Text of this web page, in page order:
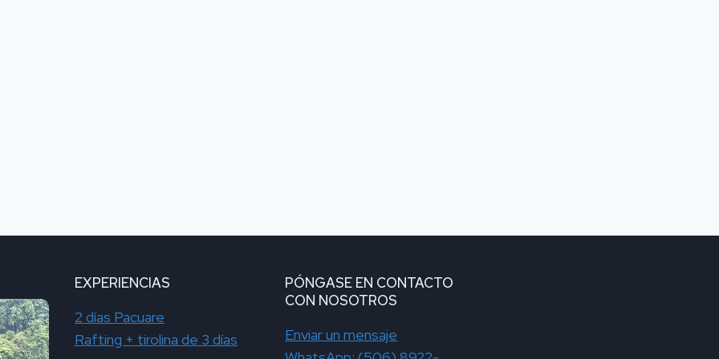
EXPERIENCIAS
2 días Pacuare
Rafting + tirolina de 3 días
PÓNGASE EN CONTACTO
CON NOSOTROS
Enviar un mensaje